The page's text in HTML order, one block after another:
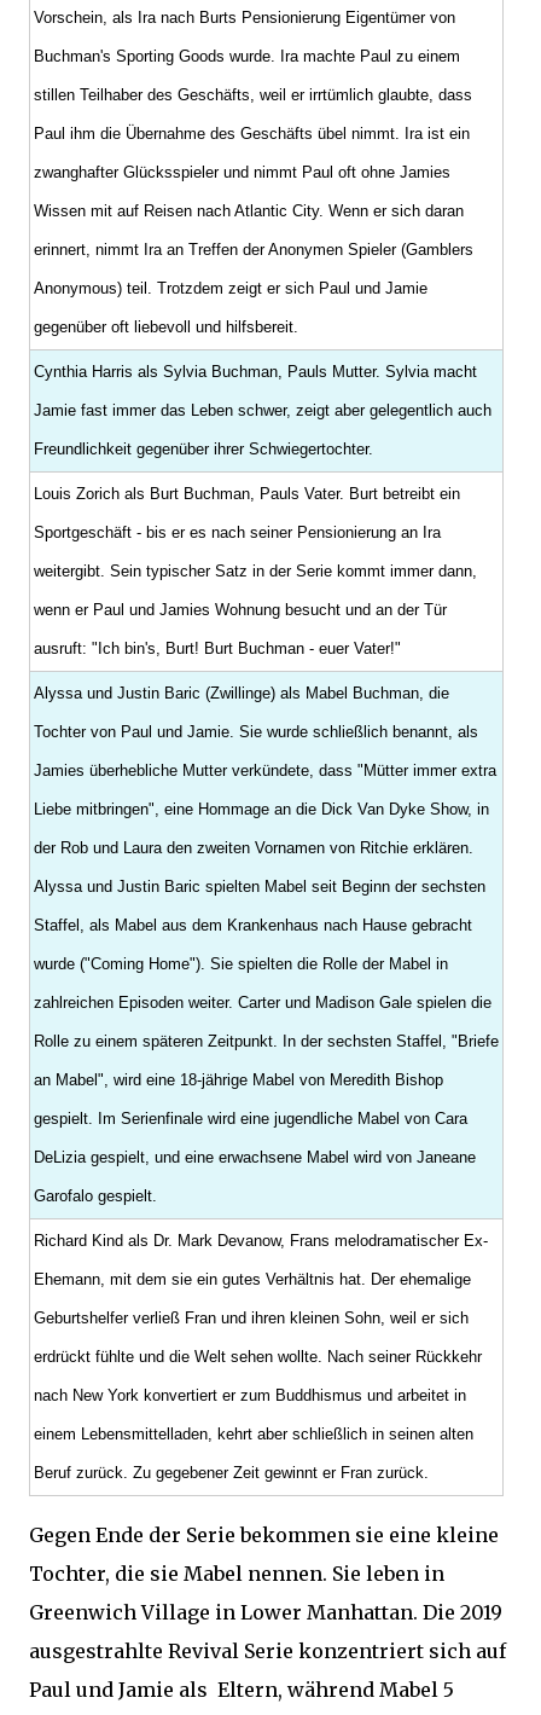
Vorschein, als Ira nach Burts Pensionierung Eigentümer von
Buchman's Sporting Goods wurde. Ira machte Paul zu einem
stillen Teilhaber des Geschäfts, weil er irrtümlich glaubte, dass
Paul ihm die Übernahme des Geschäfts übel nimmt. Ira ist ein
zwanghafter Glücksspieler und nimmt Paul oft ohne Jamies
Wissen mit auf Reisen nach Atlantic City. Wenn er sich daran
erinnert, nimmt Ira an Treffen der Anonymen Spieler (Gamblers
Anonymous) teil. Trotzdem zeigt er sich Paul und Jamie
gegenüber oft liebevoll und hilfsbereit.
Cynthia Harris als Sylvia Buchman, Pauls Mutter. Sylvia macht
Jamie fast immer das Leben schwer, zeigt aber gelegentlich auch
Freundlichkeit gegenüber ihrer Schwiegertochter.
Louis Zorich als Burt Buchman, Pauls Vater. Burt betreibt ein
Sportgeschäft - bis er es nach seiner Pensionierung an Ira
weitergibt. Sein typischer Satz in der Serie kommt immer dann,
wenn er Paul und Jamies Wohnung besucht und an der Tür
ausruft: "Ich bin's, Burt! Burt Buchman - euer Vater!"
Alyssa und Justin Baric (Zwillinge) als Mabel Buchman, die
Tochter von Paul und Jamie. Sie wurde schließlich benannt, als
Jamies überhebliche Mutter verkündete, dass "Mütter immer extra
Liebe mitbringen", eine Hommage an die Dick Van Dyke Show, in
der Rob und Laura den zweiten Vornamen von Ritchie erklären.
Alyssa und Justin Baric spielten Mabel seit Beginn der sechsten
Staffel, als Mabel aus dem Krankenhaus nach Hause gebracht
wurde ("Coming Home"). Sie spielten die Rolle der Mabel in
zahlreichen Episoden weiter. Carter und Madison Gale spielen die
Rolle zu einem späteren Zeitpunkt. In der sechsten Staffel, "Briefe
an Mabel", wird eine 18-jährige Mabel von Meredith Bishop
gespielt. Im Serienfinale wird eine jugendliche Mabel von Cara
DeLizia gespielt, und eine erwachsene Mabel wird von Janeane
Garofalo gespielt.
Richard Kind als Dr. Mark Devanow, Frans melodramatischer Ex-
Ehemann, mit dem sie ein gutes Verhältnis hat. Der ehemalige
Geburtshelfer verließ Fran und ihren kleinen Sohn, weil er sich
erdrückt fühlte und die Welt sehen wollte. Nach seiner Rückkehr
nach New York konvertiert er zum Buddhismus und arbeitet in
einem Lebensmittelladen, kehrt aber schließlich in seinen alten
Beruf zurück. Zu gegebener Zeit gewinnt er Fran zurück.
Gegen Ende der Serie bekommen sie eine kleine
Tochter, die sie Mabel nennen. Sie leben in
Greenwich Village in Lower Manhattan. Die 2019
ausgestrahlte Revival Serie konzentriert sich auf
Paul und Jamie als Eltern, während Mabel 5